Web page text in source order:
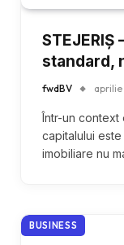
standard,
fwdBV
Într-un
capitalului
imobiliare nu
BUSINESS